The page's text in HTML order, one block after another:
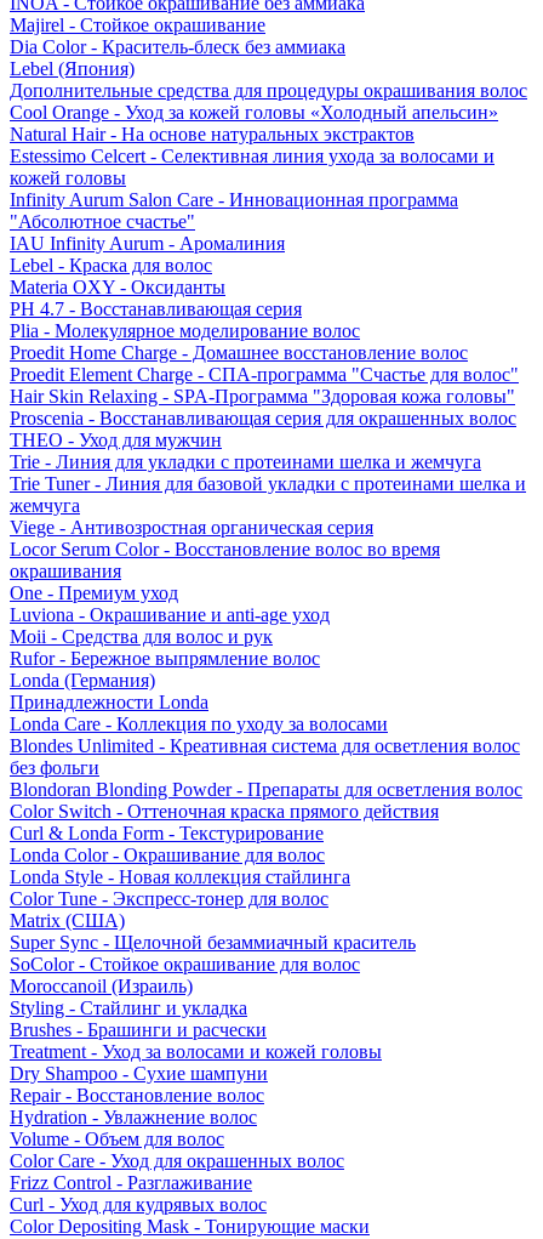
Majirel - Стойкое окрашивание
Dia Color - Краситель-блеск без аммиака
Lebel (Япония)
Дополнительные средства для процедуры окрашивания волос
Cool Orange - Уход за кожей головы «Холодный апельсин»
Natural Hair - На основе натуральных экстрактов
Estessimo Celcert - Селективная линия ухода за волосами и
кожей головы
Infinity Aurum Salon Care - Инновационная программа
"Абсолютное счастье"
IAU Infinity Aurum - Аромалиния
Lebel - Краска для волос
Materia OXY - Оксиданты
PH 4.7 - Восстанавливающая серия
Plia - Молекулярное моделирование волос
Proedit Home Charge - Домашнее восстановление волос
Proedit Element Charge - СПА-программа "Счастье для волос"
Hair Skin Relaxing - SPA-Программа "Здоровая кожа головы"
Proscenia - Восстанавливающая серия для окрашенных волос
THEO - Уход для мужчин
Trie - Линия для укладки с протеинами шелка и жемчуга
Trie Tuner - Линия для базовой укладки с протеинами шелка и
жемчуга
Viege - Антивозростная органическая серия
Locor Serum Color - Восстановление волос во время
окрашивания
One - Премиум уход
Luviona - Окрашивание и anti-age уход
Moii - Средства для волос и рук
Rufor - Бережное выпрямление волос
Londa (Германия)
Принадлежности Londa
Londa Care - Коллекция по уходу за волосами
Blondes Unlimited - Креативная система для осветления волос
без фольги
Blondoran Blonding Powder - Препараты для осветления волос
Color Switch - Оттеночная краска прямого действия
Curl & Londa Form - Текстурирование
Londa Color - Окрашивание для волос
Londa Style - Новая коллекция стайлинга
Color Tune - Экспресс-тонер для волос
Matrix (США)
Super Sync - Щелочной безаммиачный краситель
SoColor - Стойкое окрашивание для волос
Moroccanoil (Израиль)
Styling - Стайлинг и укладка
Brushes - Брашинги и расчески
Treatment - Уход за волосами и кожей головы
Dry Shampoo - Сухие шампуни
Repair - Восстановление волос
Hydration - Увлажнение волос
Volume - Объем для волос
Color Care - Уход для окрашенных волос
Frizz Control - Разглаживание
Curl - Уход для кудрявых волос
Color Depositing Mask - Тонирующие маски